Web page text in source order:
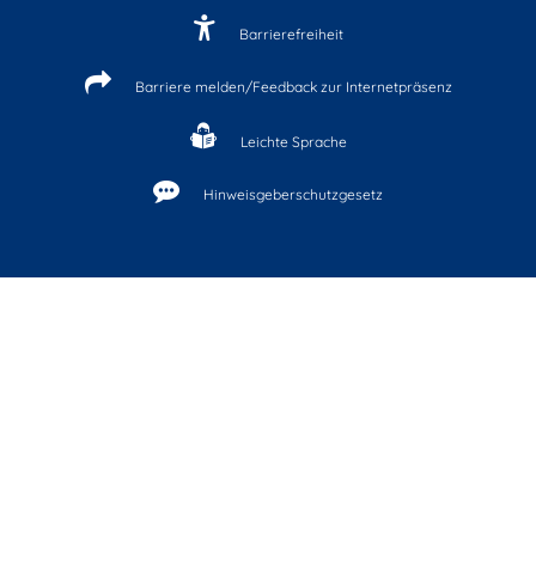
Barrierefreiheit
Barriere melden/Feedback zur Internetpräsenz
Leichte Sprache
Hinweisgeberschutzgesetz